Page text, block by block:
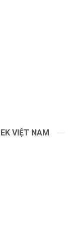
VIỆT NAM